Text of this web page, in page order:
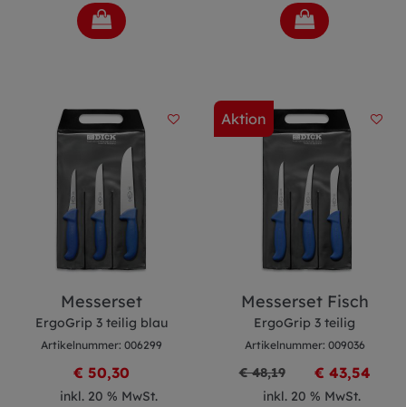
Messerset
ErgoGrip 3 teilig blau
Artikelnummer: 006299
€ 50,30
inkl. 20 % MwSt.
Aktion
Messerset Fisch
ErgoGrip 3 teilig
Artikelnummer: 009036
€ 48,19 € 43,54
inkl. 20 % MwSt.